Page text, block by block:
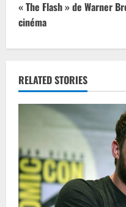
t
i
n
u
e
R
e
« The Flash » de Warner
cinéma
RELATED STORIES